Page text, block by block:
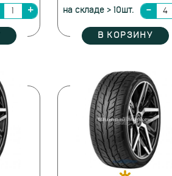
на складе > 10шт.
В КОРЗИНУ